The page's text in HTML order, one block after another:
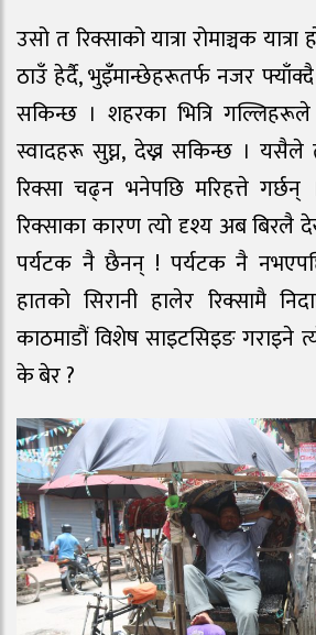
उसो त रिक्साको यात्रा रोमाञ्चक
ठाउँ हेर्दै, भुइँमान्छेहरूतर्फ नजर
सकिन्छ । शहरका भित्रि गल्लिहरूले
स्वादहरू सुघ्न, देख्न सकिन्छ । यसैले
रिक्सा चढ्न भनेपछि मरिहत्ते
रिक्साका कारण त्यो दृश्य अब बिरलै
पर्यटक नै छैनन् ! पर्यटक नै
हातको सिरानी हालेर रिक्सामै
काठमाडौं विशेष साइटसिइङ गराइने
के बेर ?